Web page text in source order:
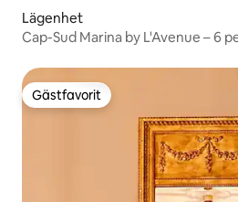
Lägenhet
Cap-Sud Marina by L'Avenue – 6
Gästfavorit
Gästfavorit